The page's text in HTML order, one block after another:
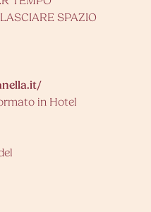
SPAZIO
in Hotel